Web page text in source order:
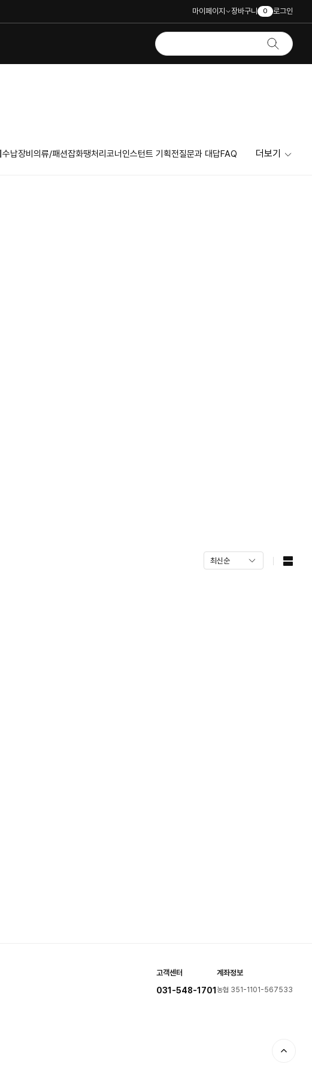
마이페이지 장바구니 0 로그인
수납장비 의류/패션잡화땡처리코너 인스턴트 기획전질문과 대답FAQ 더보기
고객센터
031-548-1701
계좌정보
농협 351-1101-567533